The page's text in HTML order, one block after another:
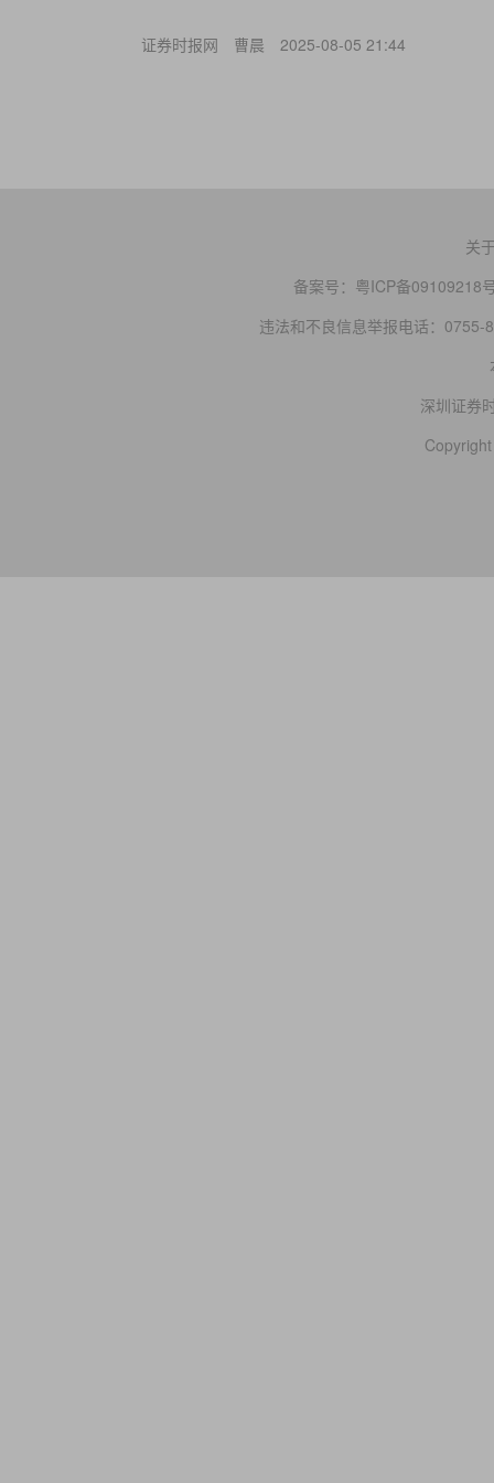
证券时报网 曹晨 2025-08-05 21:44
关
备案号： 粤ICP备09109218
违法和不良信息举报电话：0755-
深圳证券